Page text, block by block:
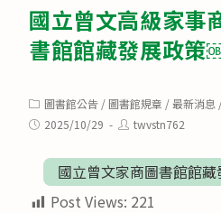
國立曾文高級家事
書館館藏發展政策
Post
category:
圖書館公告 / 圖書館規章 /最新消息
Post2025/10/29
Posttwvstn762
國立曾文家商圖書館館藏
Post Views: 221